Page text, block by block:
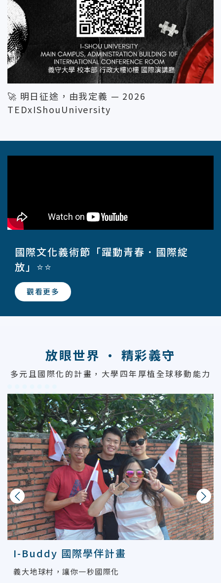
🚀 明日征途，由我定義 — 2026
TEDxIShouUniversity
國際文化義術節「躍動青春．國際綻
放」⭐⭐
觀看更多
放眼世界 · 精彩義守
多元且國際化的計畫，大學四年厚植全球移動能力
上一則
I-Buddy 國際學伴計畫
義大地球村，讓你一秒國際化
下一則